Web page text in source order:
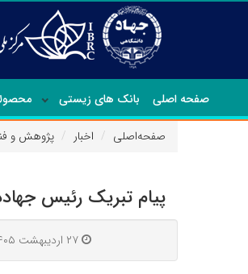
صفحه اصلی بانک های زیستی
صفحه‌اصلی اخبار پژوهش و
پیام تبریک رئیس
۲۷ اردیبهشت ۱۴۰۵ | ۰۹:۵۷